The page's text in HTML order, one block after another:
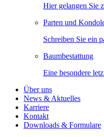
Hier gelangen Sie
Parten und
Schreiben Sie ein
Baumbestattung
Eine besondere
Über uns
News & Aktuelles
Karriere
Kontakt
Downloads & Formulare